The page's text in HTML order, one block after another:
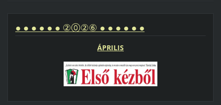
● ● ● ● ● ● ②⓪②⑥ ● ● ● ● ● ●
ÁPRILIS